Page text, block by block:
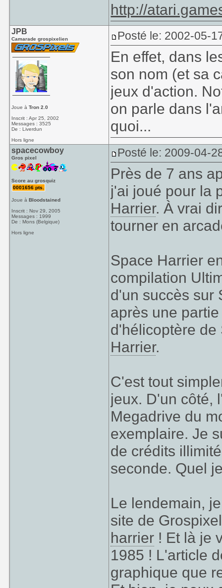
http://
JPB
Camarade grospixelien
Joue àTron 2.0
Inscrit : Apr 25, 2002
Messages : 3525
De : Liverdun
Hors ligne
Posté le: 2002-05-
En effet, dans
son nom (et sa
jeux d'action.
on parle dans
quoi...
spacecowboy
Gros pixel
Score au grosquiz
0001656 pts.
Joue àBloodstained
Inscrit : Nov 29, 2005
Messages : 1999
De : Mons (Belgique)
Hors ligne
Posté le: 2009-04-
Près de 7 ans
j'ai joué pour la
Harrier. À vrai
tourner en
Space Harrier
compilation
d'un succès sur
après une
d'hélicoptère
Harrier.
C'est tout
jeux. D'un côté,
Megadrive du
exemplaire. Je
de crédits
seconde. Quel
Le lendemain,
site de
harrier ! Et là je
1985 ! L'article
graphique que